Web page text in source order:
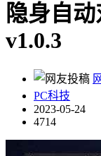
隐身自
v1.0.3
PC科技
2023-05-24
4714